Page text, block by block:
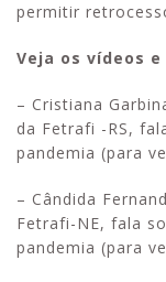
permitir
Veja os vídeos
– Cristiana
da Fetrafi -RS,
pandemia (para
– Cândida
Fetrafi-NE, fala
pandemia (para